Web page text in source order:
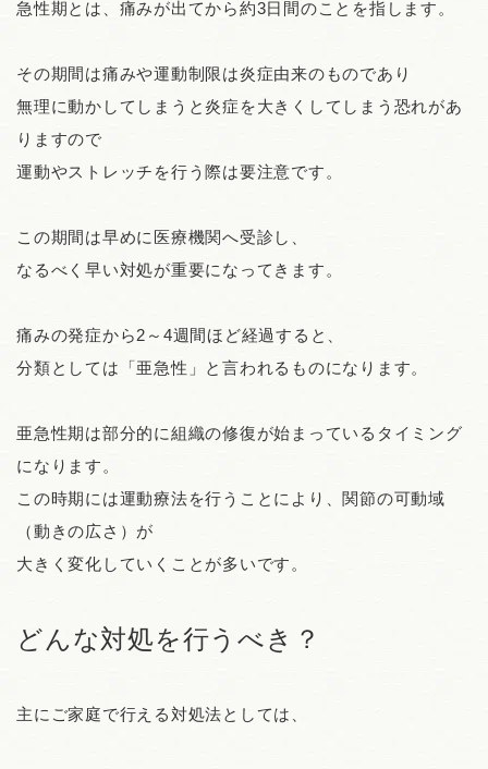
急性期とは、痛みが出てから約3日間のことを指します。
その期間は痛みや運動制限は炎症由来のものであり
無理に動かしてしまうと炎症を大きくしてしまう恐れがあ
りますので
運動やストレッチを行う際は要注意です。
この期間は早めに医療機関へ受診し、
なるべく早い対処が重要になってきます。
痛みの発症から2～4週間ほど経過すると、
分類としては「亜急性」と言われるものになります。
亜急性期は部分的に組織の修復が始まっているタイミング
になります。
この時期には運動療法を行うことにより、関節の可動域
（動きの広さ）が
大きく変化していくことが多いです。
どんな対処を行うべき？
主にご家庭で行える対処法としては、